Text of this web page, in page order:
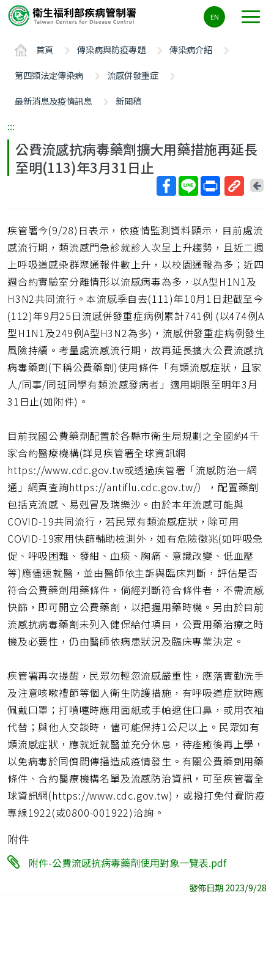
要
ALT+C
EN
首頁 傳染病與防疫專題
傳染病介紹
第四類法定傳染病
流感併發重症
最新消息及疫情訊息
新聞稿
:::
公費流感抗病毒藥劑擴大用藥措施再延長
至明(113)年3月31日止
短
網
址
回
疾管署今(9/28)日表示，依疫情監測資料顯示，目前處流
感流行期，類流感門急診就診人次呈上升趨勢，且近二週
上呼吸道感染群聚通報件數上升，以校園通報為多；近四
週合約實驗室分離情形以流感病毒為多，以A型H1N1及
H3N2共同流行。本流感季自去(111)年10月1日起截至今
(112)年9月25日流感併發重症病例累計741例 (以474例A
型H1N1及249例A型H3N2為多)，流感併發重症病例發生
風險持續。考量處流感流行期，故再延長擴大公費流感抗
病毒藥劑(下稱公費藥劑)使用條件「有類流感症狀，且家
人/同事/同班同學有類流感發病者」適用期限至明年3月
31日止(如附件)。
目前我國公費藥劑配置於各縣市衛生局規劃之全國約4千
家合約醫療機構(詳見疾管署全球資訊網
https://www.cdc.gov.tw或透過疾管署「流感防治一網
通」網頁查詢https://antiflu.cdc.gov.tw/），配置藥劑
包括克流感、易剋冒及瑞樂沙。由於本年流感可能與
COVID-19共同流行，若民眾有類流感症狀，除可用
COVID-19家用快篩輔助檢測外，如有危險徵兆(如呼吸急
促、呼吸困難、發紺、血痰、胸痛、意識改變、低血壓
等)應儘速就醫，並由醫師依主訴與臨床判斷，評估是否
符合公費藥劑用藥條件，倘經判斷符合條件者，不需流感
快篩，即可開立公費藥劑，以把握用藥時機。另由於目前
流感抗病毒藥劑未列入健保給付項目，公費用藥治療之時
機及必要性，仍由醫師依病患狀況及臨床專業決定。
疾管署再次提醒，民眾勿輕忽流感嚴重性，應落實勤洗手
及注意咳嗽禮節等個人衛生防護措施，有呼吸道症狀時應
佩戴口罩；打噴嚏時應用面紙或手帕遮住口鼻，或用衣袖
代替；與他人交談時，儘可能保持1公尺以上。民眾如有
類流感症狀，應就近就醫並充分休息，待痊癒後再上學，
以免病毒於同儕間傳播造成疫情發生。有關公費藥劑用藥
條件、合約醫療機構名單及流感防治資訊，可至疾管署全
球資訊網(https://www.cdc.gov.tw)，或撥打免付費防疫
專線1922(或0800-001922)洽詢。
附件
附件-公費流感抗病毒藥劑使用對象一覽表.pdf
發佈日期 2023/9/28